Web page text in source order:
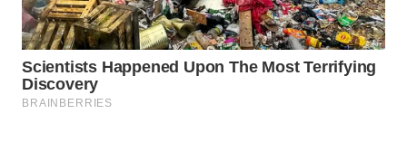
DESA
WISATA
LAPAK
WAHANA